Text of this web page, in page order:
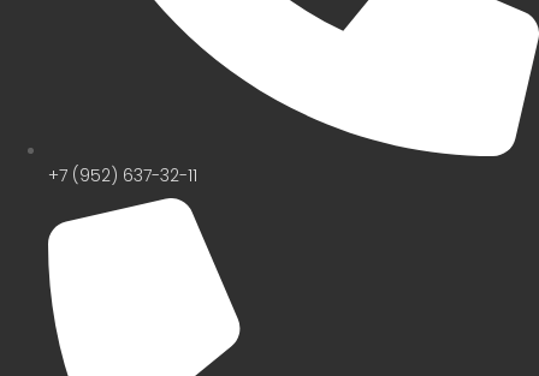
+7 (952) 637-32-11